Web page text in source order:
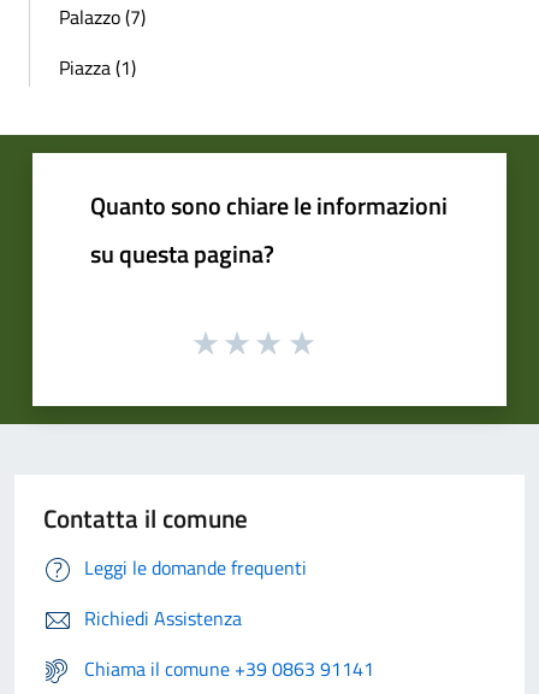
Palazzo (7)
Piazza (1)
Quanto sono chiare le informazioni
su questa pagina?
Contatta il comune
Leggi le domande frequenti
Richiedi Assistenza
Chiama il comune +39 0863 91141